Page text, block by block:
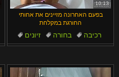
10:13
בפעם האחרונה מזיינים את אחותי
החורגת במקלחת
זיונים בחורה
רכיבה
מקלחת
לטינית